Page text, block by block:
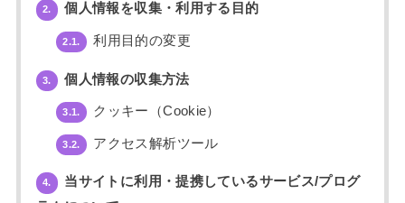
2. 個人情報を収集・利用する目的
2.1. 利用目的の変更
3. 個人情報の収集方法
3.1. クッキー（Cookie）
3.2. アクセス解析ツール
4.
当サイトに利用・提携しているサービス/プログ